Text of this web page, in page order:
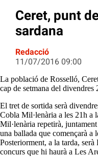
Ceret, punt
sardana
Redacció
11/07/2016 09:00
La població de Rosselló,
cap de setmana del
El tret de sortida serà
Cobla Mil·lenària a les 21h a
Mil·lenària repetirà,
una ballada que començarà a
Posteriorment, a la tarda,
concurs que hi haurà a Les